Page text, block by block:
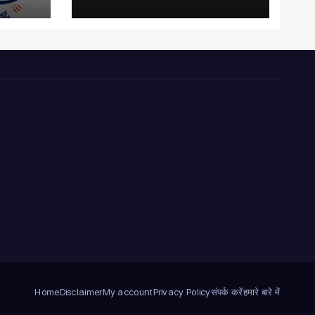
HomeDisclaimerMy accountPrivacy Policyसंपर्क करेंहमारे बारे में